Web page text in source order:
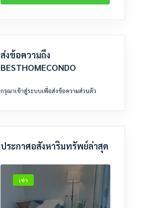
ส่งข้อความถึง
BESTHOMECONDO
กรุณาเข้าสู่ระบบเพื่อส่งข้อความส่วนตัว
ประกาศอสังหาริมทรัพย์ล่าสุด
เช่า